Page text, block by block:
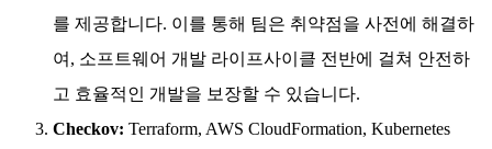
를 제공합니다. 이를 통해 팀은 취약점을 사전에 해결하
여, 소프트웨어 개발 라이프사이클 전반에 걸쳐 안전하
고 효율적인 개발을 보장할 수 있습니다.
Checkov: Terraform, AWS CloudFormation, Kubernetes